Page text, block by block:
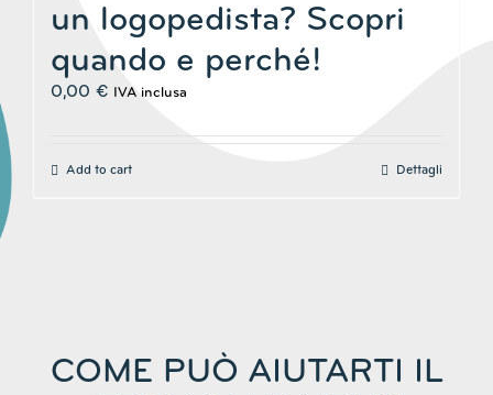
un logopedista? Scopri
quando e perché!
0,00 € IVA inclusa
Add to cart Dettagli
COME PUÒ AIUTARTI IL